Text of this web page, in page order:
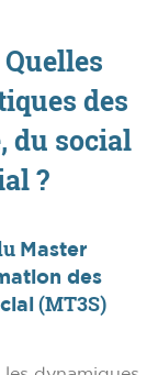
des
du social
?
Master
des
(MT3S)